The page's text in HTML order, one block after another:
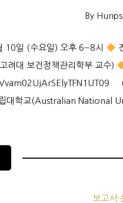
By Hurips
10일 (수요일) 오후 6~8시
려대 보건정책관리학부 교수)
(
대학교(Australian National
보고서·